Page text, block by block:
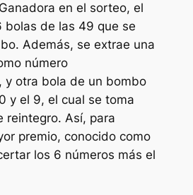
en el sorteo, el
bolas de las 49 que se
Además, se extrae una
número
y otra bola de un bombo
y el 9, el cual se toma
reintegro. Así, para
premio, conocido como
los 6 números más el